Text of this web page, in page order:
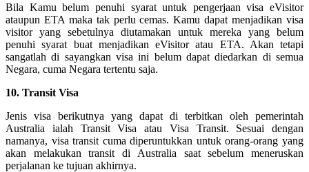
Bila Kamu belum penuhi syarat untuk pengerjaan visa eVisitor
ataupun ETA maka tak perlu cemas. Kamu dapat menjadikan visa
visitor yang sebetulnya diutamakan untuk mereka yang belum
penuhi syarat buat menjadikan eVisitor atau ETA. Akan tetapi
sangatlah di sayangkan visa ini belum dapat diedarkan di semua
Negara, cuma Negara tertentu saja.
10. Transit Visa
Jenis visa berikutnya yang dapat di terbitkan oleh pemerintah
Australia ialah Transit Visa atau Visa Transit. Sesuai dengan
namanya, visa transit cuma diperuntukkan untuk orang-orang yang
akan melakukan transit di Australia saat sebelum meneruskan
perjalanan ke tujuan akhirnya.